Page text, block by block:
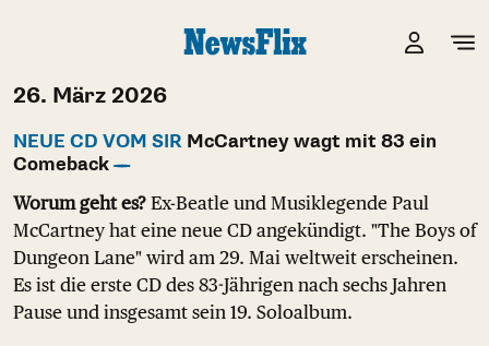
26. März 2026
NEUE CD VOM SIR McCartney wagt mit 83 ein
Comeback
Worum geht es? Ex-Beatle und Musiklegende Paul
McCartney hat eine neue CD angekündigt. "The Boys of
Dungeon Lane" wird am 29. Mai weltweit erscheinen.
Es ist die erste CD des 83-Jährigen nach sechs Jahren
Pause und insgesamt sein 19. Soloalbum.